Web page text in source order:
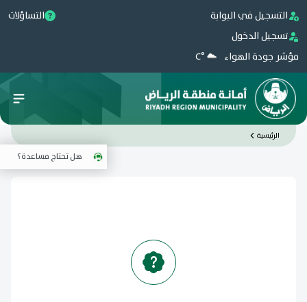
التسجيل في البوابة
تسجيل الدخول
مؤشر جودة الهواء
°C
التساؤلات
الرئيسية
هل تحتاج مساعدة؟